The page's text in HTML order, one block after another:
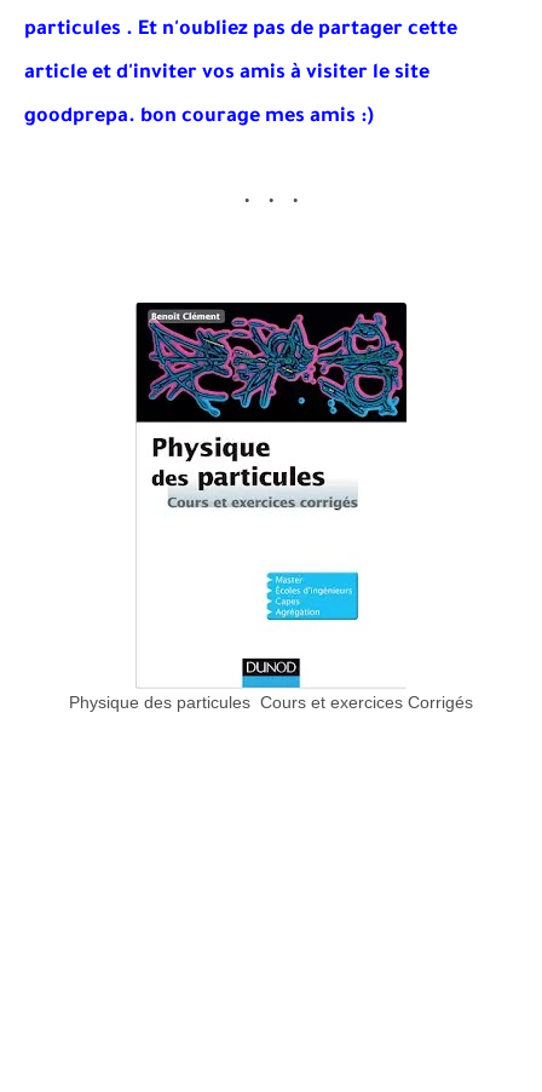
particules . Et n'oubliez pas de partager cette
article et d'inviter vos amis à visiter le site
goodprepa. bon courage mes amis :)
Physique des particules Cours et exercices Corrigés